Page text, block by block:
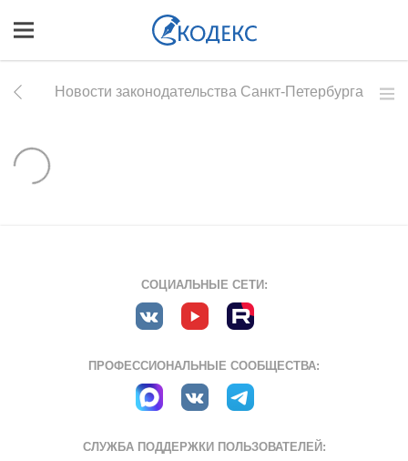
Новости законодательства Санкт-Петербурга
СОЦИАЛЬНЫЕ СЕТИ:
ПРОФЕССИОНАЛЬНЫЕ СООБЩЕСТВА:
СЛУЖБА ПОДДЕРЖКИ ПОЛЬЗОВАТЕЛЕЙ: